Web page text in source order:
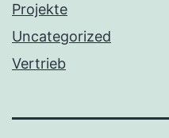
Projekte
Uncategorized
Vertrieb